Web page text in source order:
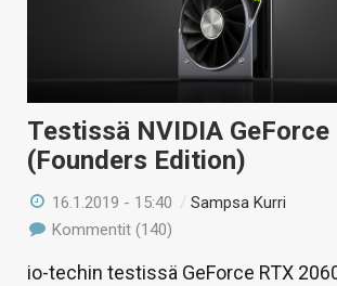
Testissä NVIDIA GeForce
(Founders Edition)
16.1.2019 - 15:40 /Sampsa Kurri
Kommentit (140)
io-techin testissä GeForce RTX